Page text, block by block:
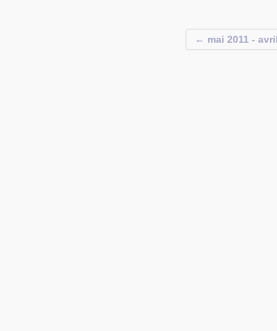
← mai 2011 -